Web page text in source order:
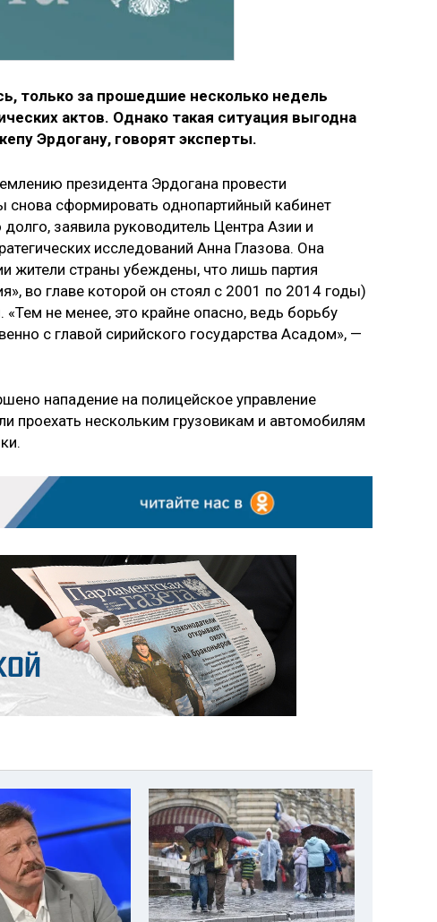
только за прошедшие несколько недель
актов. Однако такая ситуация выгодна
Эрдогану, говорят эксперты.
президента Эрдогана провести
сформировать однопартийный кабинет
заявила руководитель Центра Азии и
исследований Анна Глазова. Она
жители страны убеждены, что лишь партия
во главе которой он стоял с 2001 по 2014 годы)
не менее, это крайне опасно, ведь борьбу
с главой сирийского государства Асадом», —
нападение на полицейское управление
проехать нескольким грузовикам и автомобилям